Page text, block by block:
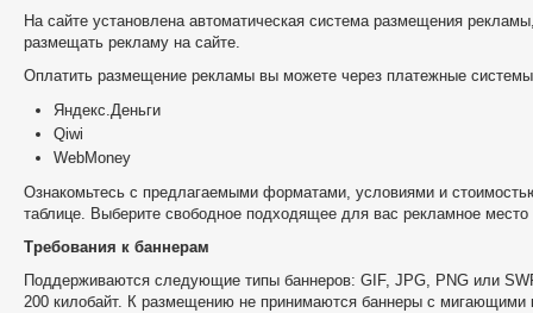
На сайте установлена автоматическая система размещения
размещать рекламу на сайте.
Оплатить размещение рекламы вы можете через платежные
Яндекс.Деньги
Qiwi
WebMoney
Ознакомьтесь с предлагаемыми форматами, условиями и
таблице. Выберите свободное подходящее для вас рекламное
Требования к баннерам
Поддерживаются следующие типы баннеров: GIF, JPG, PNG или
200 килобайт. К размещению не принимаются баннеры с мигающими